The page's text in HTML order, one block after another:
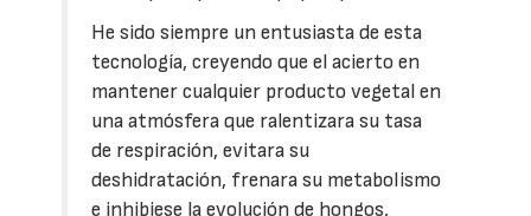
He sido siempre un entusiasta de esta
tecnología, creyendo que el acierto en
mantener cualquier producto vegetal en
una atmósfera que ralentizara su tasa
de respiración, evitara su
deshidratación, frenara su metabolismo
e inhibiese la evolución de hongos,